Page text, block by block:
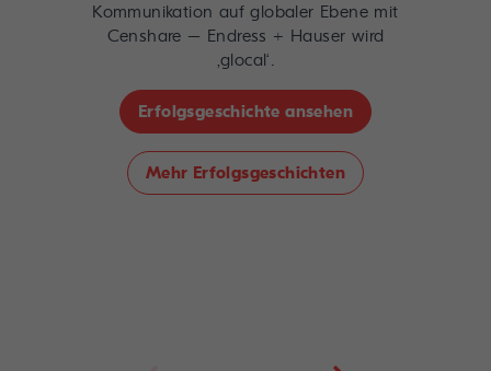
Kommunikation auf globaler Ebene mit
Censhare – Endress + Hauser wird
‚glocal‘.
Erfolgsgeschichte ansehen
Mehr Erfolgsgeschichten